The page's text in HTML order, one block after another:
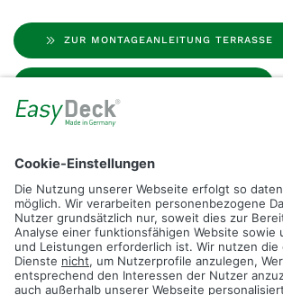
ZUR MONTAGEANLEITUNG TERRASSE